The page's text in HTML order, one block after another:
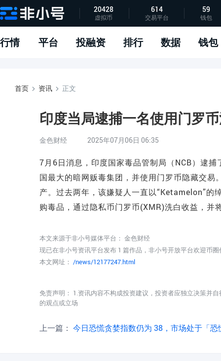
APP下载
指标说明
问题反馈
20428
虚拟币
614
交易平台
59
钱包
行情 平台 投融资 排行 数据 钱包
首页 资讯 正文
印度当局逮捕一名使用门罗
金色财经 2025年07月06日 06:35
7月6日消息，印度国家毒品管制局（NCB）逮
国最大的暗网贩毒集团，并使用门罗币隐藏交易
产。过去两年，该嫌疑人一直以“Ketamelon”
购毒品，通过隐私币门罗币(XMR)洗白收益，并
本文来源于非小号媒体平台： 金色财经
现已在非小号资讯平台发布 1 篇作品，非小号开放平台欢迎币
本文网址： /news/12177247.html
免责声明： 1.资讯内容不构成投资建议，投资者应独立决策并
的观点或立场
上一篇： 今日恐慌贪婪指数仍为 38，市场处于「恐慌状态